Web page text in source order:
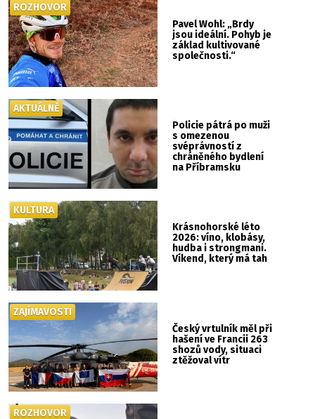
Pavel Wohl: „Brdy
jsou ideální. Pohyb je
základ kultivované
společnosti.“
ROZHOVOR
Policie pátrá po muži
s omezenou
svéprávností z
chráněného bydlení
na Příbramsku
AKTUÁLNĚ
Krásnohorské léto
2026: víno, klobásy,
hudba i strongmani.
Víkend, který má tah
KULTURA
Český vrtulník měl při
hašení ve Francii 263
shozů vody, situaci
ztěžoval vítr
ZAJÍMAVOSTI
ROZHOVOR